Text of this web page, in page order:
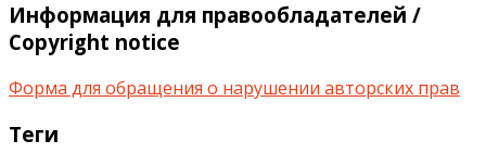
Информация для правообладателей /
Copyright notice
Форма для обращения о нарушении авторских прав
Теги